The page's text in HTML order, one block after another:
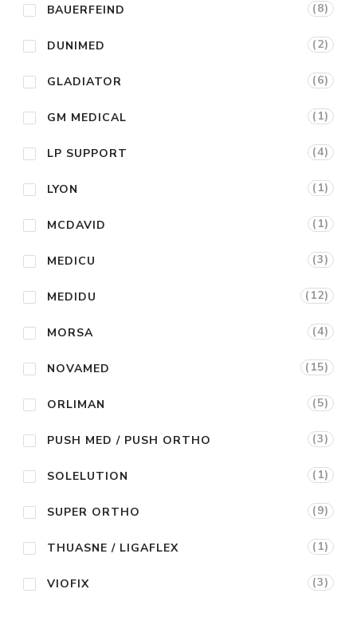
BAUERFEIND (8)
DUNIMED (2)
GLADIATOR (6)
GM MEDICAL (1)
LP SUPPORT (4)
LYON (1)
MCDAVID (1)
MEDICU (3)
MEDIDU (12)
MORSA (4)
NOVAMED (15)
ORLIMAN (5)
PUSH MED / PUSH ORTHO (3)
SOLELUTION (1)
SUPER ORTHO (9)
THUASNE / LIGAFLEX (1)
VIOFIX (3)